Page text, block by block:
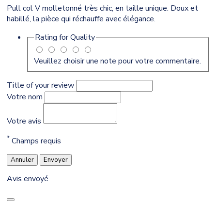
Pull col V molletonné très chic, en taille unique. Doux et
habillé, la pièce qui réchauffe avec élégance.
Rating forQuality
Veuillez choisir une note pour votre commentaire.
Title of your review
Votre nom
Votre avis
* Champs requis
Annuler Envoyer
Avis envoyé